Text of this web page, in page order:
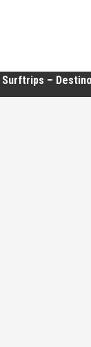
Surftrips –